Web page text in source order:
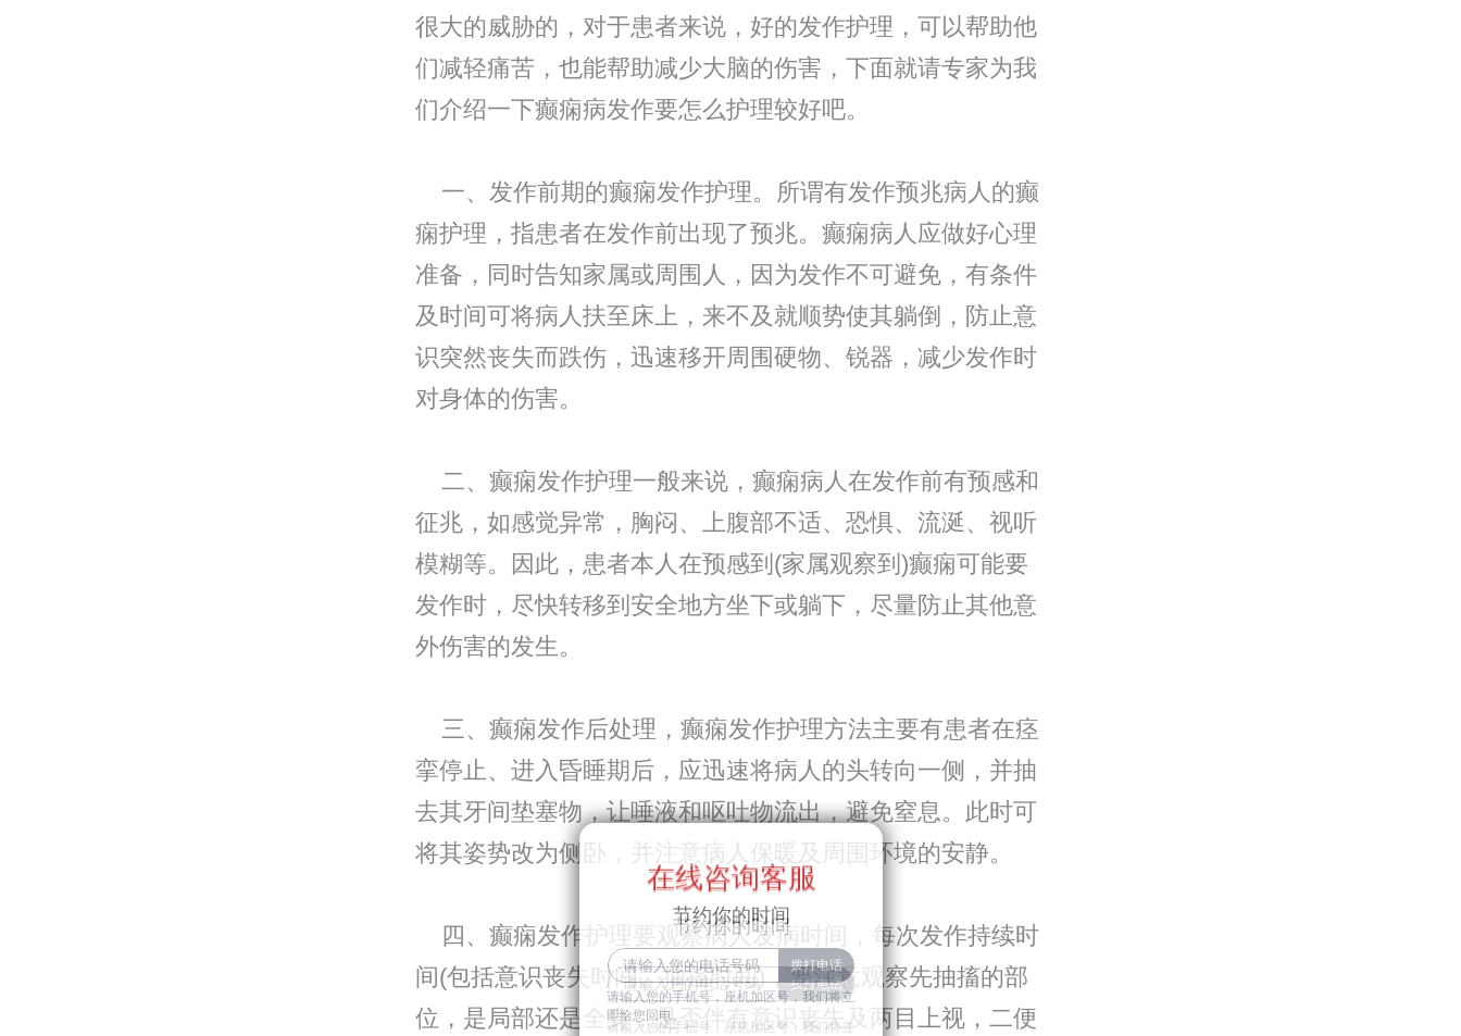
很大的威胁的，对于患者来说，好的发作护理，可以帮助他
们减轻痛苦，也能帮助减少大脑的伤害，下面就请专家为我
们介绍一下癫痫病发作要怎么护理较好吧。
一、发作前期的癫痫发作护理。所谓有发作预兆病人的癫
痫护理，指患者在发作前出现了预兆。癫痫病人应做好心理
准备，同时告知家属或周围人，因为发作不可避免，有条件
及时间可将病人扶至床上，来不及就顺势使其躺倒，防止意
识突然丧失而跌伤，迅速移开周围硬物、锐器，减少发作时
对身体的伤害。
二、癫痫发作护理一般来说，癫痫病人在发作前有预感和
征兆，如感觉异常，胸闷、上腹部不适、恐惧、流涎、视听
模糊等。因此，患者本人在预感到(家属观察到)癫痫可能要
发作时，尽快转移到安全地方坐下或躺下，尽量防止其他意
外伤害的发生。
三、癫痫发作后处理，癫痫发作护理方法主要有患者在痉
挛停止、进入昏睡期后，应迅速将病人的头转向一侧，并抽
去其牙间垫塞物，让唾液和呕吐物流出，避免窒息。此时可
将其姿势改为侧卧，并注意病人保暖及周围环境的安静。
四、癫痫发作护理要观察病人发病时间，每次发作持续时
间(包括意识丧失时间、抽搐时间)，要注意观察先抽搐的部
位，是局部还是全身，是否伴有意识丧失及两目上视，二便
在线咨询客服
节约你的时间
请输入您的手机号，座机加区号，我们将立
在线咨询客服
节约你的时间
请输入您的手机号，座机加区号，我们将立
即给您回电。